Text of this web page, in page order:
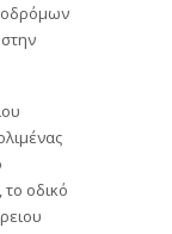
οδικό